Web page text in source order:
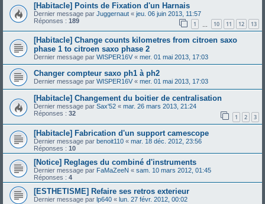
[Habitacle] Points de Fixation d'un Harnais
Dernier message par Juggernaut « jeu. 06 juin 2013, 11:57
Réponses : 189 1 10 11 12 13
[Habitacle] Change counts kilometres from citroen saxo
phase 1 to citroen saxo phase 2
Dernier message par WISPER16V « mer. 01 mai 2013, 17:03
Changer compteur saxo ph1 à ph2
Dernier message par WISPER16V « mer. 01 mai 2013, 17:03
[Habitacle] Changement du boitier de centralisation
Dernier message par Sax'52 « mar. 26 mars 2013, 21:24
Réponses : 32 1 2 3
[Habitacle] Fabrication d'un support camescope
Dernier message par benoit110 « mar. 18 déc. 2012, 23:56
Réponses : 10
[Notice] Reglages du combiné d'instruments
Dernier message par FaMaZeeN « sam. 10 mars 2012, 01:45
Réponses : 4
[ESTHETISME] Refaire ses retros exterieur
Dernier message par lp640 « lun. 27 févr. 2012, 00:02